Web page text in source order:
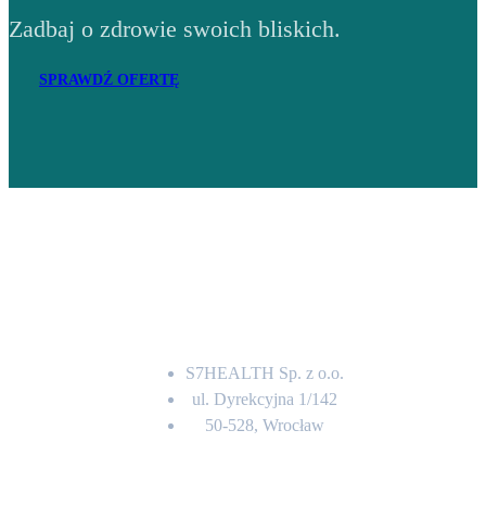
Zadbaj o zdrowie swoich bliskich.
SPRAWDŹ OFERTĘ
S7HEALTH Sp. z o.o.
ul. Dyrekcyjna 1/142
50-528, Wrocław